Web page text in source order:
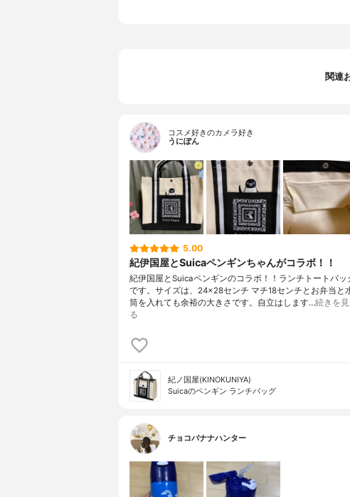
関連
コスメ好きのカメラ好き
うにぽん
5.00
紀伊国屋とSuicaペンギンちゃんがコラボ！！
紀伊国屋とSuicaペンギンのコラボ！！ランチトートバッ
です。サイズは、24×28センチ マチ18センチとお弁当と
筒を入れても余裕の大きさです。自立はします…続きを見
る
紀ノ国屋(KINOKUNIYA)
Suicaのペンギン ランチバッグ
チョコバナナハンター